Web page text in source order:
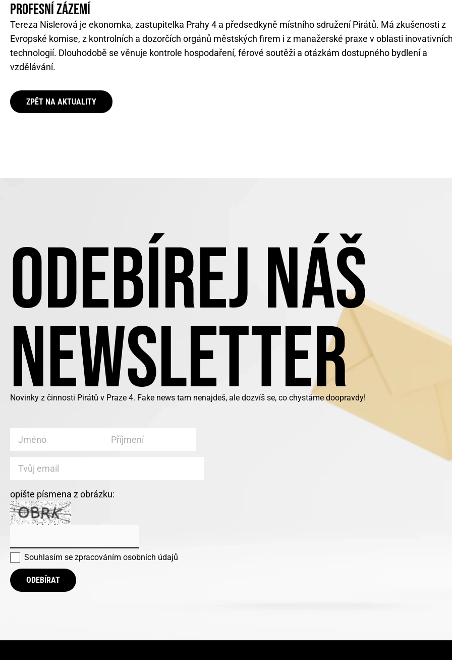
PROFESNÍ ZÁZEMÍ
Tereza Nislerová je ekonomka, zastupitelka Prahy 4 a předsedkyně místního sdružení Pirátů. Má zkušenosti z
Evropské komise, z kontrolních a dozorčích orgánů městských firem i z manažerské praxe v oblasti
technologií. Dlouhodobě se věnuje kontrole hospodaření, férové soutěži a otázkám dostupného bydlení a
vzdělávání.
ZPĚT NA AKTUALITY
ODEBÍREJ NÁŠ
NEWSLETTER
Novinky z činnosti Pirátů v Praze 4. Fake news tam nenajdeš, ale dozvíš se, co chystáme doopravdy!
opište písmena z obrázku:
Souhlasím se zpracováním osobních údajů
ODEBÍRAT